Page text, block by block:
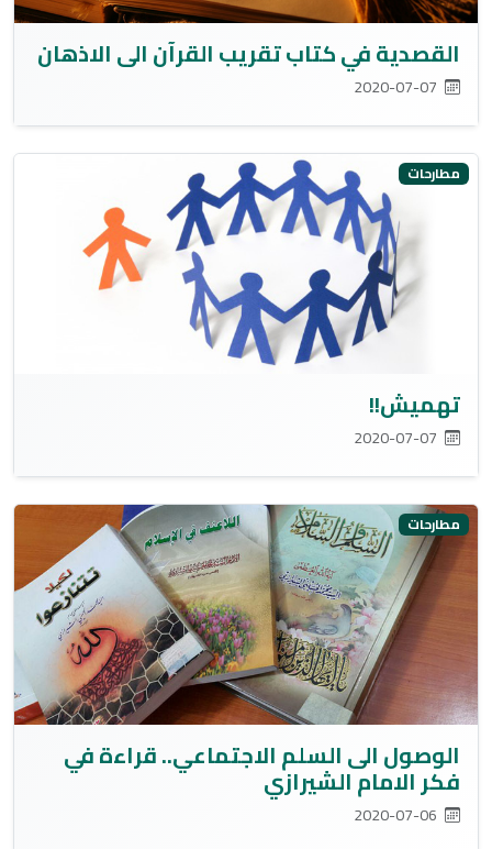
القصدية في كتاب تقريب القرآن الى الاذهان
مطارحات
تهميش!!
مطارحات
الوصول الى السلم الاجتماعي.. قراءة في
فكر الامام الشيرازي